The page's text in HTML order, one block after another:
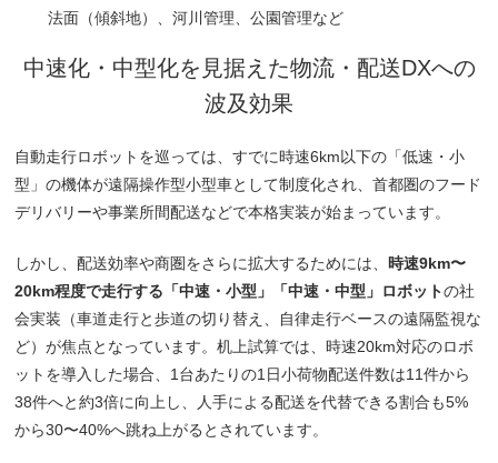
法面（傾斜地）、河川管理、公園管理など
中速化・中型化を見据えた物流・配送DXへの
波及効果
自動走行ロボットを巡っては、すでに時速6km以下の「低速・小
型」の機体が遠隔操作型小型車として制度化され、首都圏のフード
デリバリーや事業所間配送などで本格実装が始まっています。
しかし、配送効率や商圏をさらに拡大するためには、 時速9km〜
20km程度で走行する「中速・小型」「中速・中型」ロボットの社
会実装（車道走行と歩道の切り替え、自律走行ベースの遠隔監視な
ど）が焦点となっています。机上試算では、時速20km対応のロボ
ットを導入した場合、1台あたりの1日小荷物配送件数は11件から
38件へと約3倍に向上し、人手による配送を代替できる割合も5%
から30〜40%へ跳ね上がるとされています。